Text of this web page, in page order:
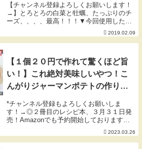
【チャンネル登録よろしくお願いします！
→】とろとろの白菜と牡蠣、たっぷりのチ
ーズ、、、、最高！！！▼今回使用した材
料（2人前）▼・白菜 200g・しめじ 1/4
房・牡蠣 10粒ほど・マカロニ 60g・水
300ml・塩 ひとつまみ・塩胡椒 ...
2019.02.09
【１個２０円で作れて驚くほど旨
い！】これ絶対美味しいやつ！こ
んがりジャーマンポテトの作り方
#shorts 【kattyanneru】
*チャンネル登録もよろしくお願いしま
す！→◎２冊目のレシピ本、３月３１日発
売！Amazonでも予約開始しております
◎▼「簡単なのにウマすぎる! もりもり野
菜レシピ」▼▼「人気店の味をおうちで！
週末が楽しくなる再現ごはん」▼【３月の
2023.03.26